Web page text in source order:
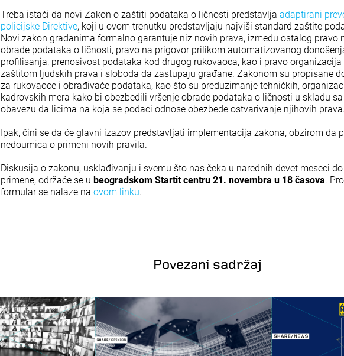
Treba istaći da novi Zakon o zaštiti podataka o ličnosti predstavlja adaptirani
policijske Direktive, koji u ovom trenutku predstavljaju najviši standard zaštite
Novi zakon građanima formalno garantuje niz novih prava, između ostalog pravo
obrade podataka o ličnosti, pravo na prigovor prilikom automatizovanog
profilisanja, prenosivost podataka kod drugog rukovaoca, kao i pravo organizacija
zaštitom ljudskih prava i sloboda da zastupaju građane. Zakonom su propisane
za rukovaoce i obrađivače podataka, kao što su preduzimanje tehničkih,
kadrovskih mera kako bi obezbedili vršenje obrade podataka o ličnosti u skladu
obavezu da licima na koja se podaci odnose obezbede ostvarivanje njihovih prava.
Ipak, čini se da će glavni izazov predstavljati implementacija zakona, obzirom da
nedoumica o primeni novih pravila.
Diskusija o zakonu, usklađivanju i svemu što nas čeka u narednih devet meseci
primene, održaće se u beogradskom Startit centru 21. novembra u 18 časova.
formular se nalaze na ovom linku.
Povezani sadržaj